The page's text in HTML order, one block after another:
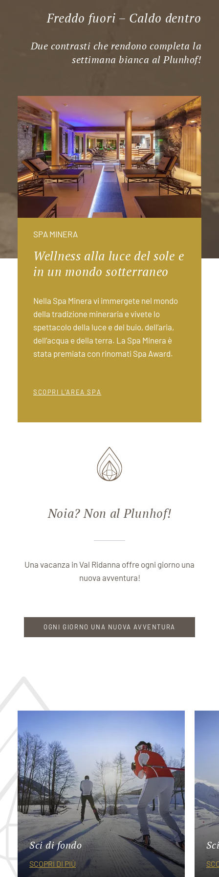
Freddo fuori – Caldo dentro
Due contrasti che rendono completa la
settimana bianca al Plunhof!
SPA MINERA
Wellness alla luce del sole e
in un mondo sotterraneo
Nella Spa Minera vi immergete nel mondo
della tradizione mineraria e vivete lo
spettacolo della luce e del buio, dell’aria,
dell’acqua e della terra. La Spa Minera è
stata premiata con rinomati Spa Award.
SCOPRI L'AREA SPA
Noia? Non al Plunhof!
Una vacanza in Val Ridanna offre ogni giorno una
nuova avventura!
OGNI GIORNO UNA NUOVA AVVENTURA
Sci di fondo
SCOPRI DI PIÙ